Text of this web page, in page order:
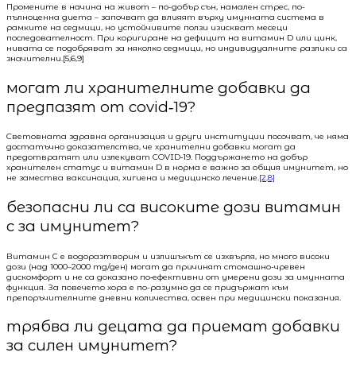
Промените в начина на живот – по-добър сън, намален стрес, по-
пълноценна диета – започват да влияят върху имунната система в
рамките на седмици, но устойчивите ползи изискват месеци
последователност. При коригиране на дефицит на витамин D или цинк,
нивата се подобряват за няколко седмици, но индивидуалните разлики са
значителни.[5,6,9]
могат ли хранителните добавки да
предпазят от covid‑19?
Световната здравна организация и други институции посочват, че няма
достатъчно доказателства, че хранителни добавки могат да
предотвратят или излекуват COVID‑19. Поддържането на добър
хранителен статус и витамин D в норма е важно за общия имунитет, но
не замества ваксинация, хигиена и медицинско лечение.[2,8]
безопасни ли са високите дози витамин
c за имунитет?
Витамин C е водоразтворим и излишъкът се изхвърля, но много високи
дози (над 1000–2000 mg/ден) могат да причинят стомашно-чревен
дискомфорт и не са доказано по‑ефективни от умерени дози за имунната
функция. За повечето хора е по-разумно да се придържат към
препоръчителните дневни количества, освен при медицински показания.
трябва ли децата да приемат добавки
за силен имунитет?